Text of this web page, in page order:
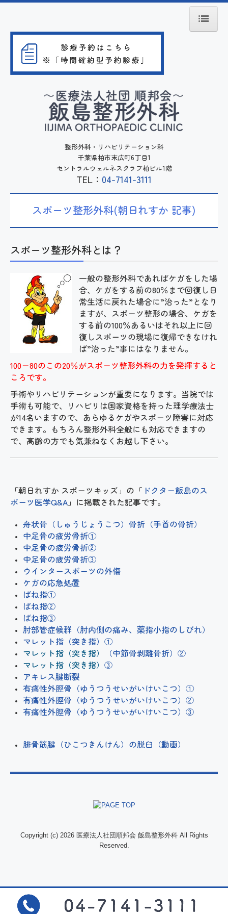
ホーム
院長紹介
診療の流れ
スポーツ整形外科
リハビリテーション
訪問リハビリテーション
アクセス
施設基準等
採用情報
リンク
整形外科・リハビリテーション科
千葉県柏市末広町6丁目1
セントラルウェルネスクラブ柏ビル1階
TEL： 04-7141-3111
スポーツ整形外科(朝日れすか 記事)
スポーツ整形外科とは？
一般の整形外科であればケガをした場
合、ケガをする前の80％まで回復し日
常生活に戻れた場合に”治った”となり
ますが、スポーツ整形の場合、ケガを
する前の100％あるいはそれ以上に回
復しスポーツの現場に復帰できなけれ
ば”治った”事にはなりません。
100ー80のこの20％がスポーツ整形外科の力を発揮すると
ころです。
手術やリハビリテーションが重要になります。当院では
手術も可能で、リハビリは国家資格を持った理学療法士
が14名いますので、あらゆるケガやスポーツ障害に対応
できます。もちろん整形外科全般にも対応できますの
で、高齢の方でも気兼ねなくお越し下さい。
「朝日れすか スポーツキッズ」の「 ドクター飯島のス
ポーツ医学Q&A」に掲載された記事です。
舟状骨（しゅうじょうこつ）骨折（手首の骨折）
中足骨の疲労骨折①
中足骨の疲労骨折②
中足骨の疲労骨折③
ウインタースポーツの外傷
ケガの応急処置
ばね指①
ばね指②
ばね指③
肘部管症候群（肘内側の痛み、薬指小指のしびれ）
マレット指（突き指）①
マレット指（突き指）
（中節骨剥離骨折）②
マレット指（突き指） ③
アキレス腱断裂
有痛性外脛骨（ゆうつうせいがいけいこつ）①
有痛性外脛骨（ゆうつうせいがいけいこつ）②
有痛性外脛骨（ゆうつうせいがいけいこつ）③
腓骨筋腱（ひこつきんけん）の脱臼（動画）
Copyright (c) 2026 医療法人社団順邦会 飯島整形外科 All Rights
Reserved.